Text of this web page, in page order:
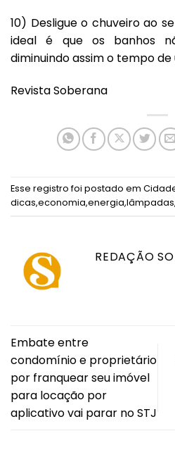
10) Desligue o chuveiro ao
ideal é que os banhos
diminuindo assim o tempo
Revista Soberana
Esse registro foi postado em
dicas,economia,energia,lâmpadas,
REDAÇÃO
Embate entre
condomínio e proprietário
por franquear seu imóvel
para locação por
aplicativo vai parar no STJ